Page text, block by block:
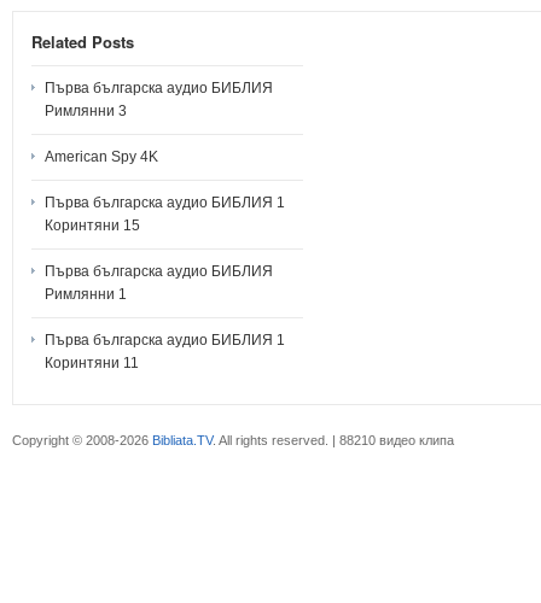
Related Posts
Първа българска аудио БИБЛИЯ
Римлянни 3
American Spy 4K
Първа българска аудио БИБЛИЯ 1
Коринтяни 15
Първа българска аудио БИБЛИЯ
Римлянни 1
Първа българска аудио БИБЛИЯ 1
Коринтяни 11
Copyright © 2008-2026 Bibliata.TV. All rights reserved. | 88210 видео клипа